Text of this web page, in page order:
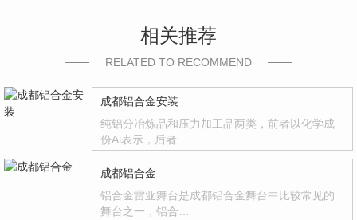
相关推荐
RELATED TO RECOMMEND
成都铝合金安装
纯铝分冶炼品和压力加工品两类，前者以化学成
份Al表示，后者…
成都铝合金
铝合金雷亚舞台是成都铝合金舞台中比较常见的
舞台之一，铝合…